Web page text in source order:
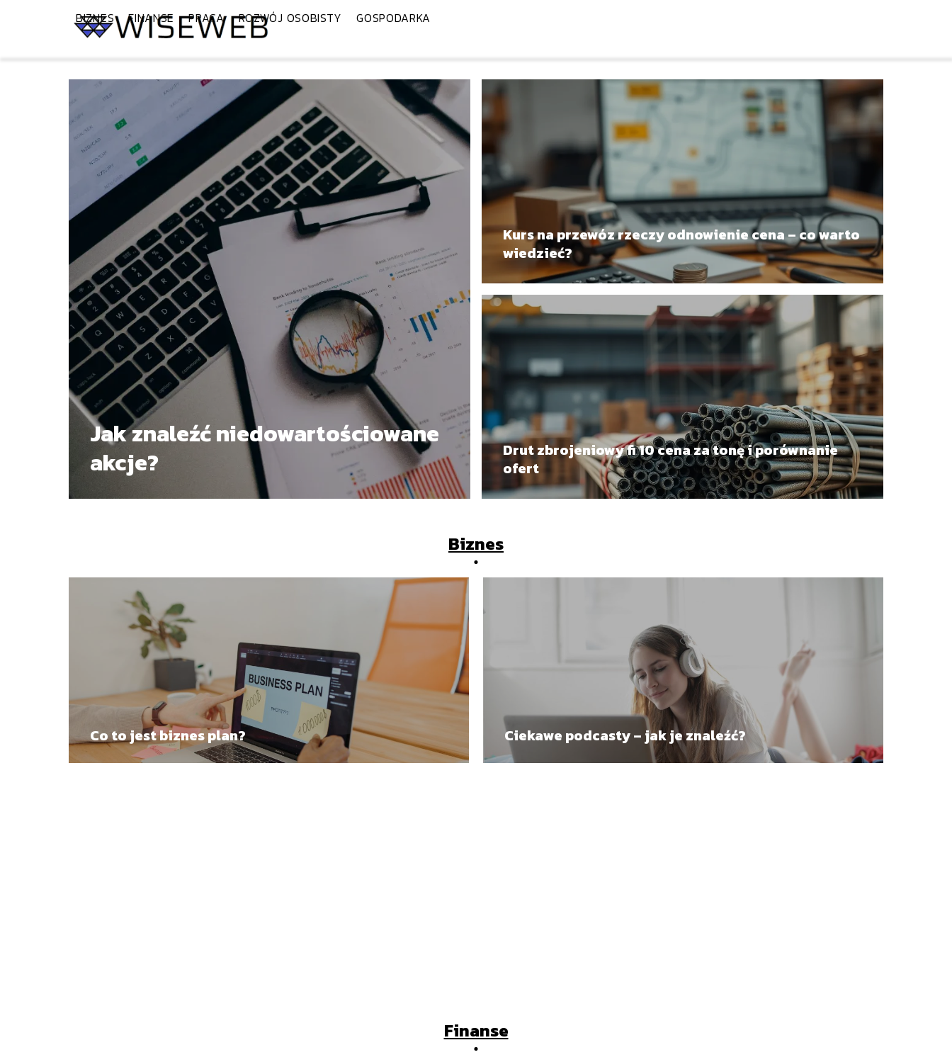
BIZNES FINANSE PRACA ROZWÓJ OSOBISTY GOSPODARKA
Jak znaleźć niedowartościowane
akcje?
Kurs na przewóz rzeczy odnowienie cena – co warto
wiedzieć?
Drut zbrojeniowy fi 10 cena za tonę i porównanie
ofert
Biznes
Co to jest biznes plan? Ciekawe podcasty – jak je znaleźć?
Finanse